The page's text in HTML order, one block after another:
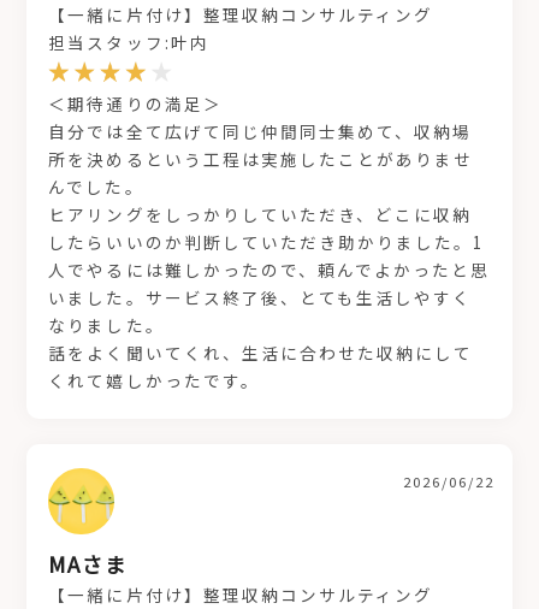
【一緒に片付け】整理収納コンサルティング
担当スタッフ:叶内
＜期待通りの満足＞
自分では全て広げて同じ仲間同士集めて、収納場
所を決めるという工程は実施したことがありませ
んでした。
ヒアリングをしっかりしていただき、どこに収納
したらいいのか判断していただき助かりました。1
人でやるには難しかったので、頼んでよかったと思
いました。サービス終了後、とても生活しやすく
なりました。
話をよく聞いてくれ、生活に合わせた収納にして
くれて嬉しかったです。
MAさま
2026/06/22
【一緒に片付け】整理収納コンサルティング